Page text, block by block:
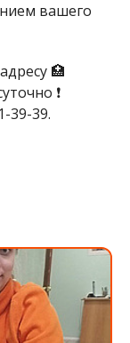
вашего
🏥
❗
39-39.